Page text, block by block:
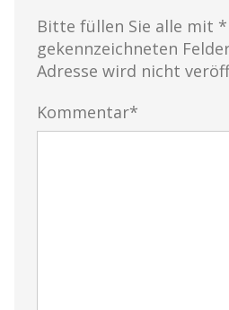
Bitte füllen Sie alle mit *
gekennzeichneten
Adresse wird nicht
Kommentar*